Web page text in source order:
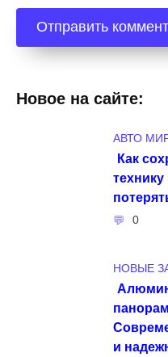
Новое на сайте:
АВТО
Как
0
НОВЫЕ
и